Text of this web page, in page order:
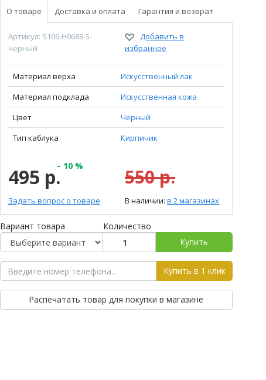
О товаре Доставка и оплата Гарантия и возврат
Артикул: S106-H0688-5-
черный
Добавить в
избранное
Материал верха
Искусственный лак
Материал подклада
Искусственная кожа
Цвет
Черный
Тип каблука
Кирпичик
495 р.– 10 %
Задать вопрос о товаре
550 р.
В наличии:в 2 магазинах
Вариант товара
Количество
Купить
Купить в 1 клик
Распечатать товар для покупки в магазине